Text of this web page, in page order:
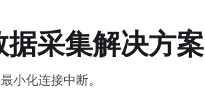
采集解决方案
小化连接中断。